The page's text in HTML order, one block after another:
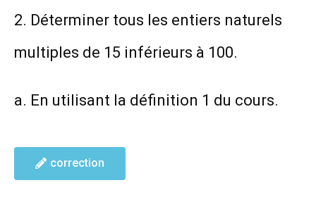
2. Déterminer tous les entiers naturels
multiples de 15 inférieurs à 100.
a. En utilisant la définition 1 du cours.
correction